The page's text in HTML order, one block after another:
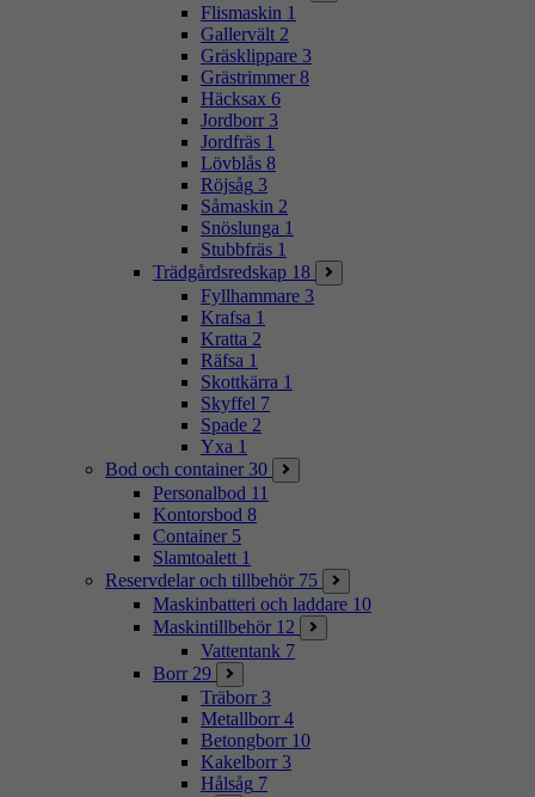
Flismaskin 1
Gallervält 2
Gräsklippare 3
Grästrimmer 8
Häcksax 6
Jordborr 3
Jordfräs 1
Lövblås 8
Röjsåg 3
Såmaskin 2
Snöslunga 1
Stubbfräs 1
Trädgårdsredskap 18
Fyllhammare 3
Krafsa 1
Kratta 2
Räfsa 1
Skottkärra 1
Skyffel 7
Spade 2
Yxa 1
Bod och container 30
Personalbod 11
Kontorsbod 8
Container 5
Slamtoalett 1
Reservdelar och tillbehör 75
Maskinbatteri och laddare 10
Maskintillbehör 12
Vattentank 7
Borr 29
Träborr 3
Metallborr 4
Betongborr 10
Kakelborr 3
Hålsåg 7